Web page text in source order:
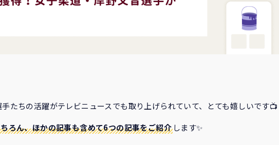
たちの活躍がテレビニュースでも取り上げられていて、とても嬉しいです📺
ろん、ほかの記事も含めて6つの記事をご紹介 します✨